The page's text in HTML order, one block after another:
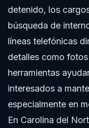
detenido, los
búsqueda de
líneas telefónicas
detalles como
herramientas
interesados a
especialmente en
En Carolina del